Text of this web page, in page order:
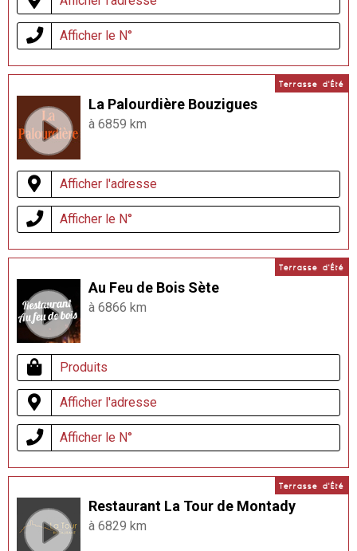
Afficher le N°
Terrasse d'Été
La Palourdière Bouzigues
à 6859 km
Afficher l'adresse
Afficher le N°
Terrasse d'Été
Au Feu de Bois Sète
à 6866 km
Produits
Afficher l'adresse
Afficher le N°
Terrasse d'Été
Restaurant La Tour de Montady
à 6829 km